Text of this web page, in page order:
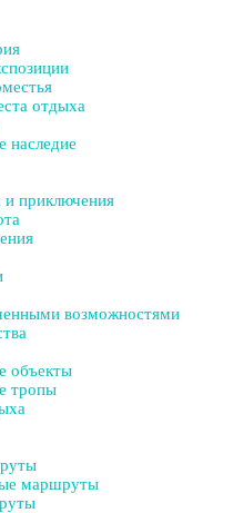
отдыха
наследие
приключения
возможностями
объекты
тропы
маршруты